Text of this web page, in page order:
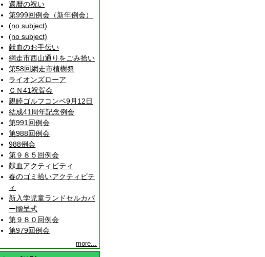
還暦の祝い
第999回例会（新年例会）
(no subject)
(no subject)
献血のお手伝い
網走市西山通りをごみ拾い
第58回網走市植樹祭
ライオンズローア
ＣＮ41祝賀会
親睦ゴルフコンペ9月12日
結成41周年記念例会
第991回例会
第988回例会
988例会
第９８５回例会
献血アクティビティ
春のゴミ拾いアクティビテ
ィ
新入学児童ランドセルカバ
ー贈呈式
第９８０回例会
第979回例会
more...